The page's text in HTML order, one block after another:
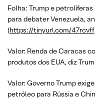
Folha: Trump e
para debater Venezuela,
(https://tinyurl.com/
Valor: Renda de Caracas
produtos dos EUA, diz
Valor: Governo Trump
petróleo para Rússia e